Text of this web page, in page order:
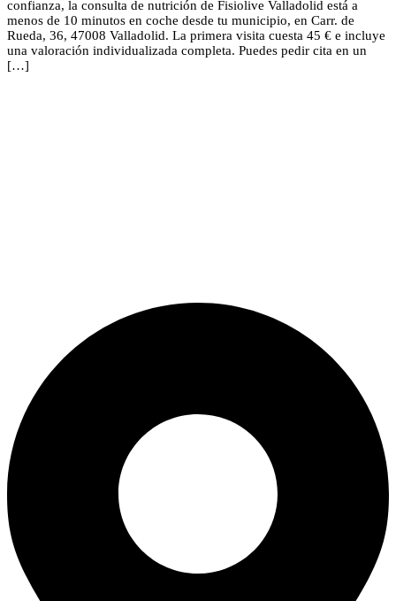
confianza, la consulta de nutrición de Fisiolive Valladolid está a
menos de 10 minutos en coche desde tu municipio, en Carr. de
Rueda, 36, 47008 Valladolid. La primera visita cuesta 45 € e incluye
una valoración individualizada completa. Puedes pedir cita en un
[…]